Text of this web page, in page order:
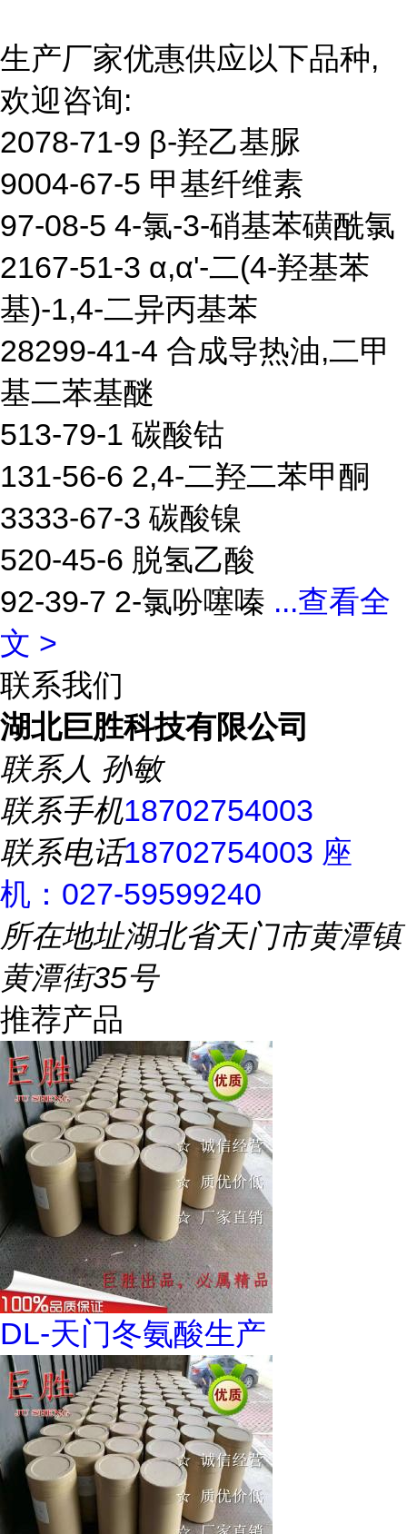
生产厂家优惠供应以下品种,
欢迎咨询:
2078-71-9 β-羟乙基脲
9004-67-5 甲基纤维素
97-08-5 4-氯-3-硝基苯磺酰氯
2167-51-3 α,α'-二(4-羟基苯
基)-1,4-二异丙基苯
28299-41-4 合成导热油,二甲
基二苯基醚
513-79-1 碳酸钴
131-56-6 2,4-二羟二苯甲酮
3333-67-3 碳酸镍
520-45-6 脱氢乙酸
92-39-7 2-氯吩噻嗪 ...查看全
文 >
联系我们
湖北巨胜科技有限公司
联系人 孙敏
联系手机18702754003
联系电话18702754003 座
机：027-59599240
所在地址湖北省天门市黄潭镇
黄潭街35号
推荐产品
DL-天门冬氨酸生产